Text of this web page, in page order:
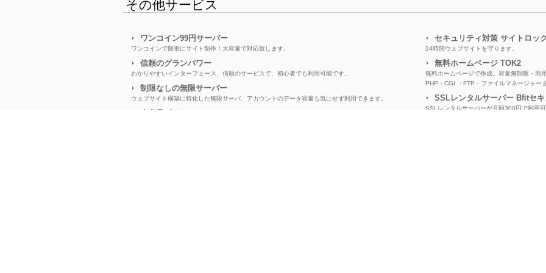
その他サービス
ワンコイン99円サーバー
ワンコインで簡単にサイト制作！大容量で対応致します。
信頼のグランパワー
わかりやすいインターフェース、信頼のサービスで、初心者でも利用可能です。
制限なしの無限サーバー
ウェブサイト構築に特化した無限サーバ、アカウントのデータ容量も気にせず利用できます。
セキュリティ対策 サイトロック
24時間ウェブサイトを守ります。
無料ホームページ TOK2
無料ホームページで作成。容量無制限・商
PHP・CGI ・FTP・ファイルマネージャー
SSLレンタルサーバー Bfitセ
SSLレンタルサーバーが月額300円で利用可